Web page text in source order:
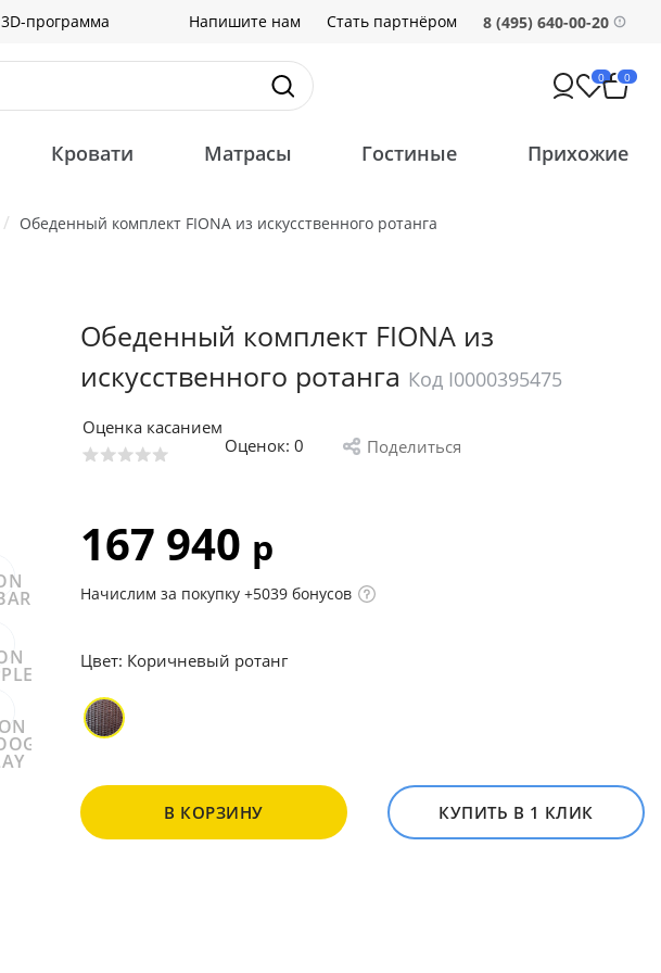
3D-программа Напишите нам Стать партнёром 8 (495) 640-00-20
0 0
Кровати Матрасы Гостиные Прихожие
Обеденный комплект FIONA из искусственного ротанга
Обеденный комплект FIONA из
искусственного ротанга Код I0000395475
Оценка касанием
Оценок: 0 Поделиться
167 940 р
Начислим за покупку +5039 бонусов
Цвет: Коричневый ротанг
В КОРЗИНУ КУПИТЬ В 1 КЛИК